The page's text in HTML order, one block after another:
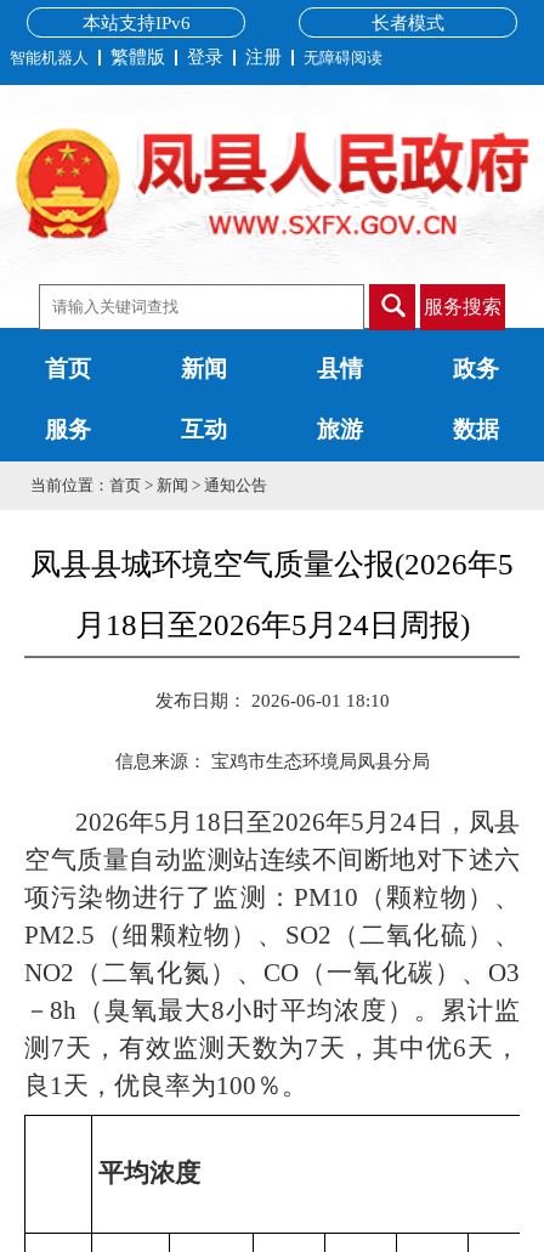
长者模式
本站支持IPv6
智能机器人 繁體版 登录 注册 无障碍阅读
服务搜索
首页 新闻 县情 政务
服务 互动 旅游 数据
当前位置： 首页 > 新闻 > 通知公告
凤县县城环境空气质量公报(2026年5
月18日至2026年5月24日周报)
发布日期： 2026-06-01 18:10
信息来源： 宝鸡市生态环境局凤县分局
2026年5月18日至2026年5月24日，凤县
空气质量自动监测站连续不间断地对下述六
项污染物进行了监测：PM10（颗粒物）、
PM2.5（细颗粒物）、SO2（二氧化硫）、
NO2（二氧化氮）、CO（一氧化碳）、O3
－8h（臭氧最大8小时平均浓度）。累计监
测7天，有效监测天数为7天，其中优6天，
良1天，优良率为100％。
平均浓度